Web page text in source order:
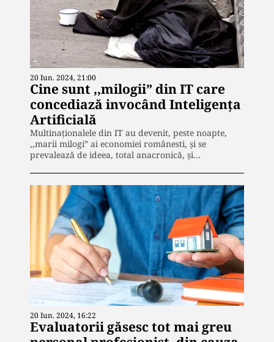
20 Iun. 2024, 21:00
Cine sunt ,,milogii” din IT care
concediază invocând Inteligența
Artificială
Multinaționalele din IT au devenit, peste noapte,
,,marii milogi” ai economiei românesti, și se
prevalează de ideea, total anacronică, și…
20 Iun. 2024, 16:22
Evaluatorii găsesc tot mai greu